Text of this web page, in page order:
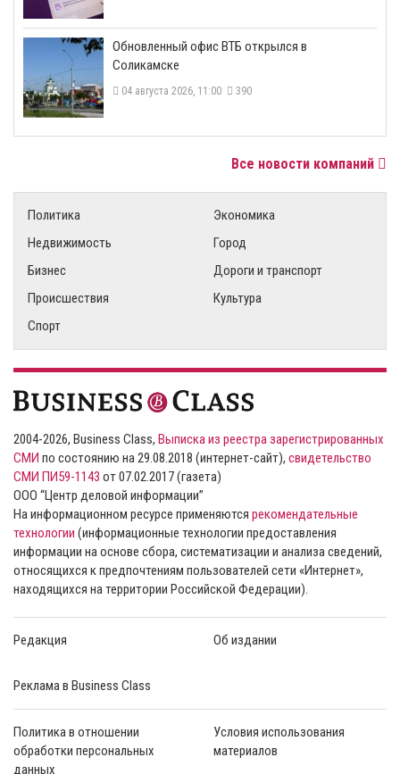
​Обновленный офис ВТБ открылся в
Соликамске
04 августа 2026, 11:00 390
Все новости компаний
Политика
Экономика
Недвижимость
Город
Бизнес
Дороги и транспорт
Происшествия
Культура
Спорт
2004-2026, Business Class, Выписка из реестра зарегистрированных
СМИ по состоянию на 29.08.2018 (интернет-сайт), свидетельство
СМИ ПИ59-1143 от 07.02.2017 (газета)
ООО “Центр деловой информации”
На информационном ресурсе применяются рекомендательные
технологии (информационные технологии предоставления
информации на основе сбора, систематизации и анализа сведений,
относящихся к предпочтениям пользователей сети «Интернет»,
находящихся на территории Российской Федерации).
Редакция Об издании
Реклама в Business Class
Политика в отношении
обработки персональных
данных
Условия использования
материалов